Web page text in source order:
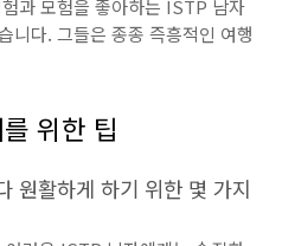
과 모험을 좋아하는 ISTP 남자
니다. 그들은 종종 즉흥적인 여행
위한 팁
원활하게 하기 위한 몇 가지